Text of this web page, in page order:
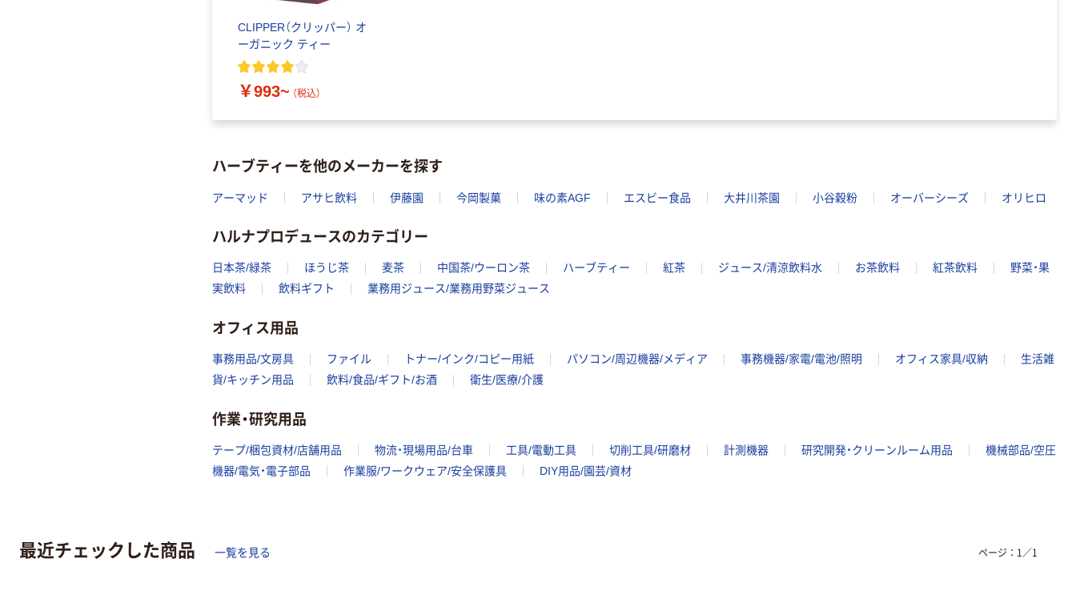
CLIPPER（クリッパー） オ
ーガニック ティー
￥993~ （税込）
ハーブティーを他のメーカーを探す
アーマッド アサヒ飲料 伊藤園 今岡製菓 味の素AGF エスビー食品 大井川茶園 小谷穀粉 オーバーシーズ オリヒロ
ハルナプロデュースのカテゴリー
日本茶/緑茶 ほうじ茶 麦茶 中国茶/ウーロン茶 ハーブティー 紅茶 ジュース/清涼飲料水 お茶飲料 紅茶飲料
野菜・果
実飲料
飲料ギフト 業務用ジュース/業務用野菜ジュース
オフィス用品
事務用品/文房具 ファイル トナー/インク/コピー用紙 パソコン/周辺機器/メディア 事務機器/家電/電池/照明 オフィス家具/収納
生活雑
貨/キッチン用品
飲料/食品/ギフト/お酒 衛生/医療/介護
作業・研究用品
テープ/梱包資材/店舗用品 物流・現場用品/台車 工具/電動工具 切削工具/研磨材 計測機器 研究開発・クリーンルーム用品
機械部品/空圧
機器/電気・電子部品
作業服/ワークウェア/安全保護具 DIY用品/園芸/資材
最近チェックした商品 一覧を見る ページ： 1 ／1